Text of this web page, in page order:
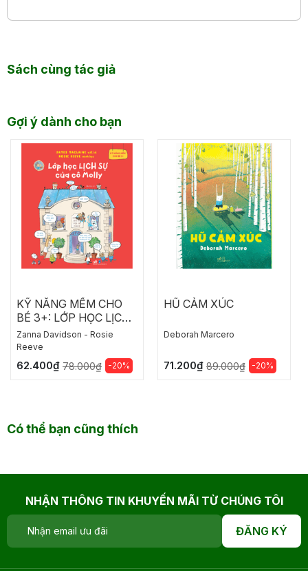
Sách cùng tác giả
Gợi ý dành cho bạn
KỸ NĂNG MỀM CHO
BÉ 3+: LỚP HỌC LỊCH
SỰ CỦA CÔ MOLLY
Zanna Davidson - Rosie
Reeve
62.400₫ 78.000₫ -20%
HŨ CẢM XÚC
Deborah Marcero
71.200₫ 89.000₫ -20%
Có thể bạn cũng thích
NHẬN THÔNG TIN KHUYẾN MÃI TỪ CHÚNG TÔI
ĐĂNG KÝ